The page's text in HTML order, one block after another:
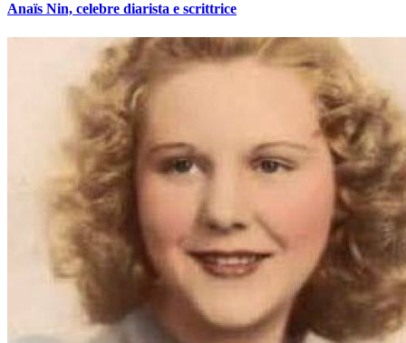
Anaïs Nin, celebre diarista e scrittrice